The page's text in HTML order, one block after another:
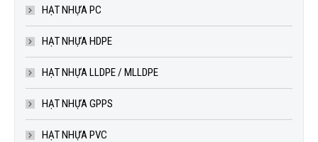
HẠT NHỰA PC
HẠT NHỰA HDPE
HẠT NHỰA LLDPE / MLLDPE
HẠT NHỰA GPPS
HẠT NHỰA PVC